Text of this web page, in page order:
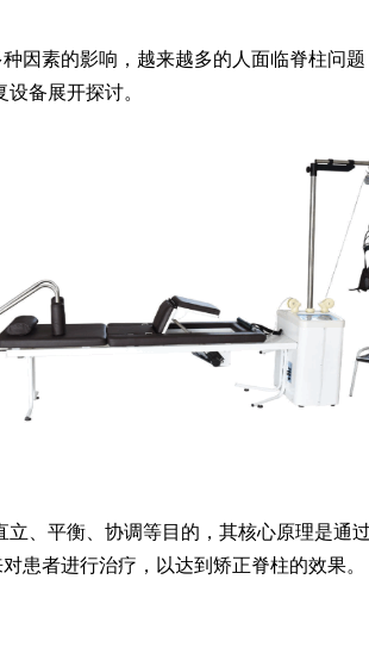
因素的影响，越来越多的人面临脊柱问题
备展开探讨。
、平衡、协调等目的，其核心原理是通
患者进行治疗，以达到矫正脊柱的效果。